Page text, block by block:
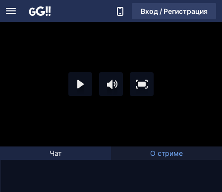
Вход / Регистрация
Чат О стриме